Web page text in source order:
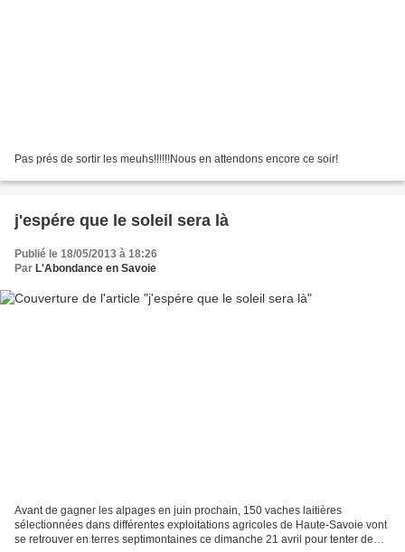
Pas prés de sortir les meuhs!!!!!!Nous en attendons encore ce soir!
j'espére que le soleil sera là
Publié le 18/05/2013 à 18:26
Par L'Abondance en Savoie
Avant de gagner les alpages en juin prochain, 150 vaches laitières
sélectionnées dans différentes exploitations agricoles de Haute-Savoie vont
se retrouver en terres septimontaines ce dimanche 21 avril pour tenter de